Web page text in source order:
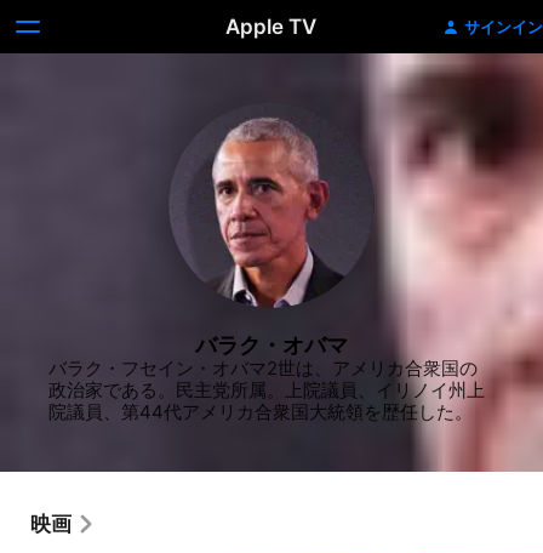
Apple TV サインイン
バラク・オバマ
バラク・フセイン・オバマ2世は、アメリカ合衆国の
政治家である。民主党所属。上院議員、イリノイ州上
院議員、第44代アメリカ合衆国大統領を歴任した。
映画